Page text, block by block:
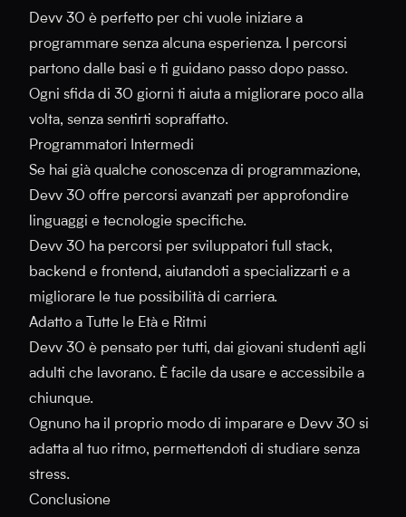
Devv 30 è perfetto per chi vuole iniziare a
programmare senza alcuna esperienza. I percorsi
partono dalle basi e ti guidano passo dopo passo.
Ogni sfida di 30 giorni ti aiuta a migliorare poco alla
volta, senza sentirti sopraffatto.
Programmatori Intermedi
Se hai già qualche conoscenza di programmazione,
Devv 30 offre percorsi avanzati per approfondire
linguaggi e tecnologie specifiche.
Devv 30 ha percorsi per sviluppatori full stack,
backend e frontend, aiutandoti a specializzarti e a
migliorare le tue possibilità di carriera.
Adatto a Tutte le Età e Ritmi
Devv 30 è pensato per tutti, dai giovani studenti agli
adulti che lavorano. È facile da usare e accessibile a
chiunque.
Ognuno ha il proprio modo di imparare e Devv 30 si
adatta al tuo ritmo, permettendoti di studiare senza
stress.
Conclusione